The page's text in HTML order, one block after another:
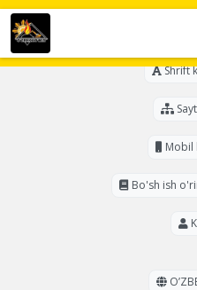
Shrift
Mobil
Bo'sh ish